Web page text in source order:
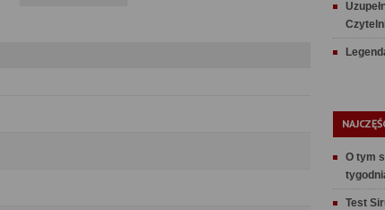
O tym
Test